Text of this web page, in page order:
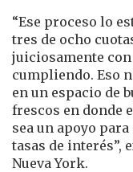
“Ese proceso lo
tres de ocho
juiciosamente
cumpliendo. Eso
en un espacio de
frescos en donde
sea un apoyo
tasas de interés”,
Nueva York.